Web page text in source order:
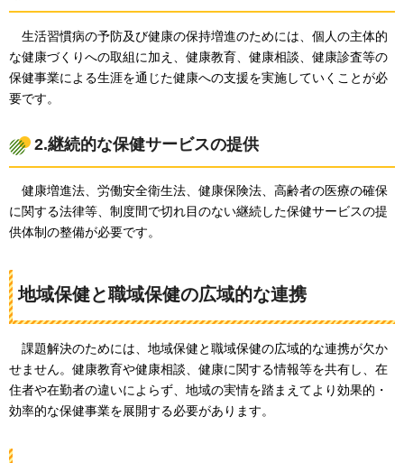
生活習慣病の予防及び健康の保持増進のためには、個人の主体的
な健康づくりへの取組に加え、健康教育、健康相談、健康診査等の
保健事業による生涯を通じた健康への支援を実施していくことが必
要です。
2.継続的な保健サービスの提供
健康増進法 、労働安全衛生法、健康保険法、高齢者の医療の確保
に関する法律等、制度間で切れ目のない継続した保健サービスの提
供体制の整備が必要です。
地域保健と職域保健の広域的な連携
課題解決のためには、地域保健と職域保健の広域的な連携が欠か
せません。健康教育や健康相談、健康に関する情報等を共有し、在
住者や在勤者の違いによらず、地域の実情を踏まえてより効果的・
効率的な保健事業を展開する必要があります。